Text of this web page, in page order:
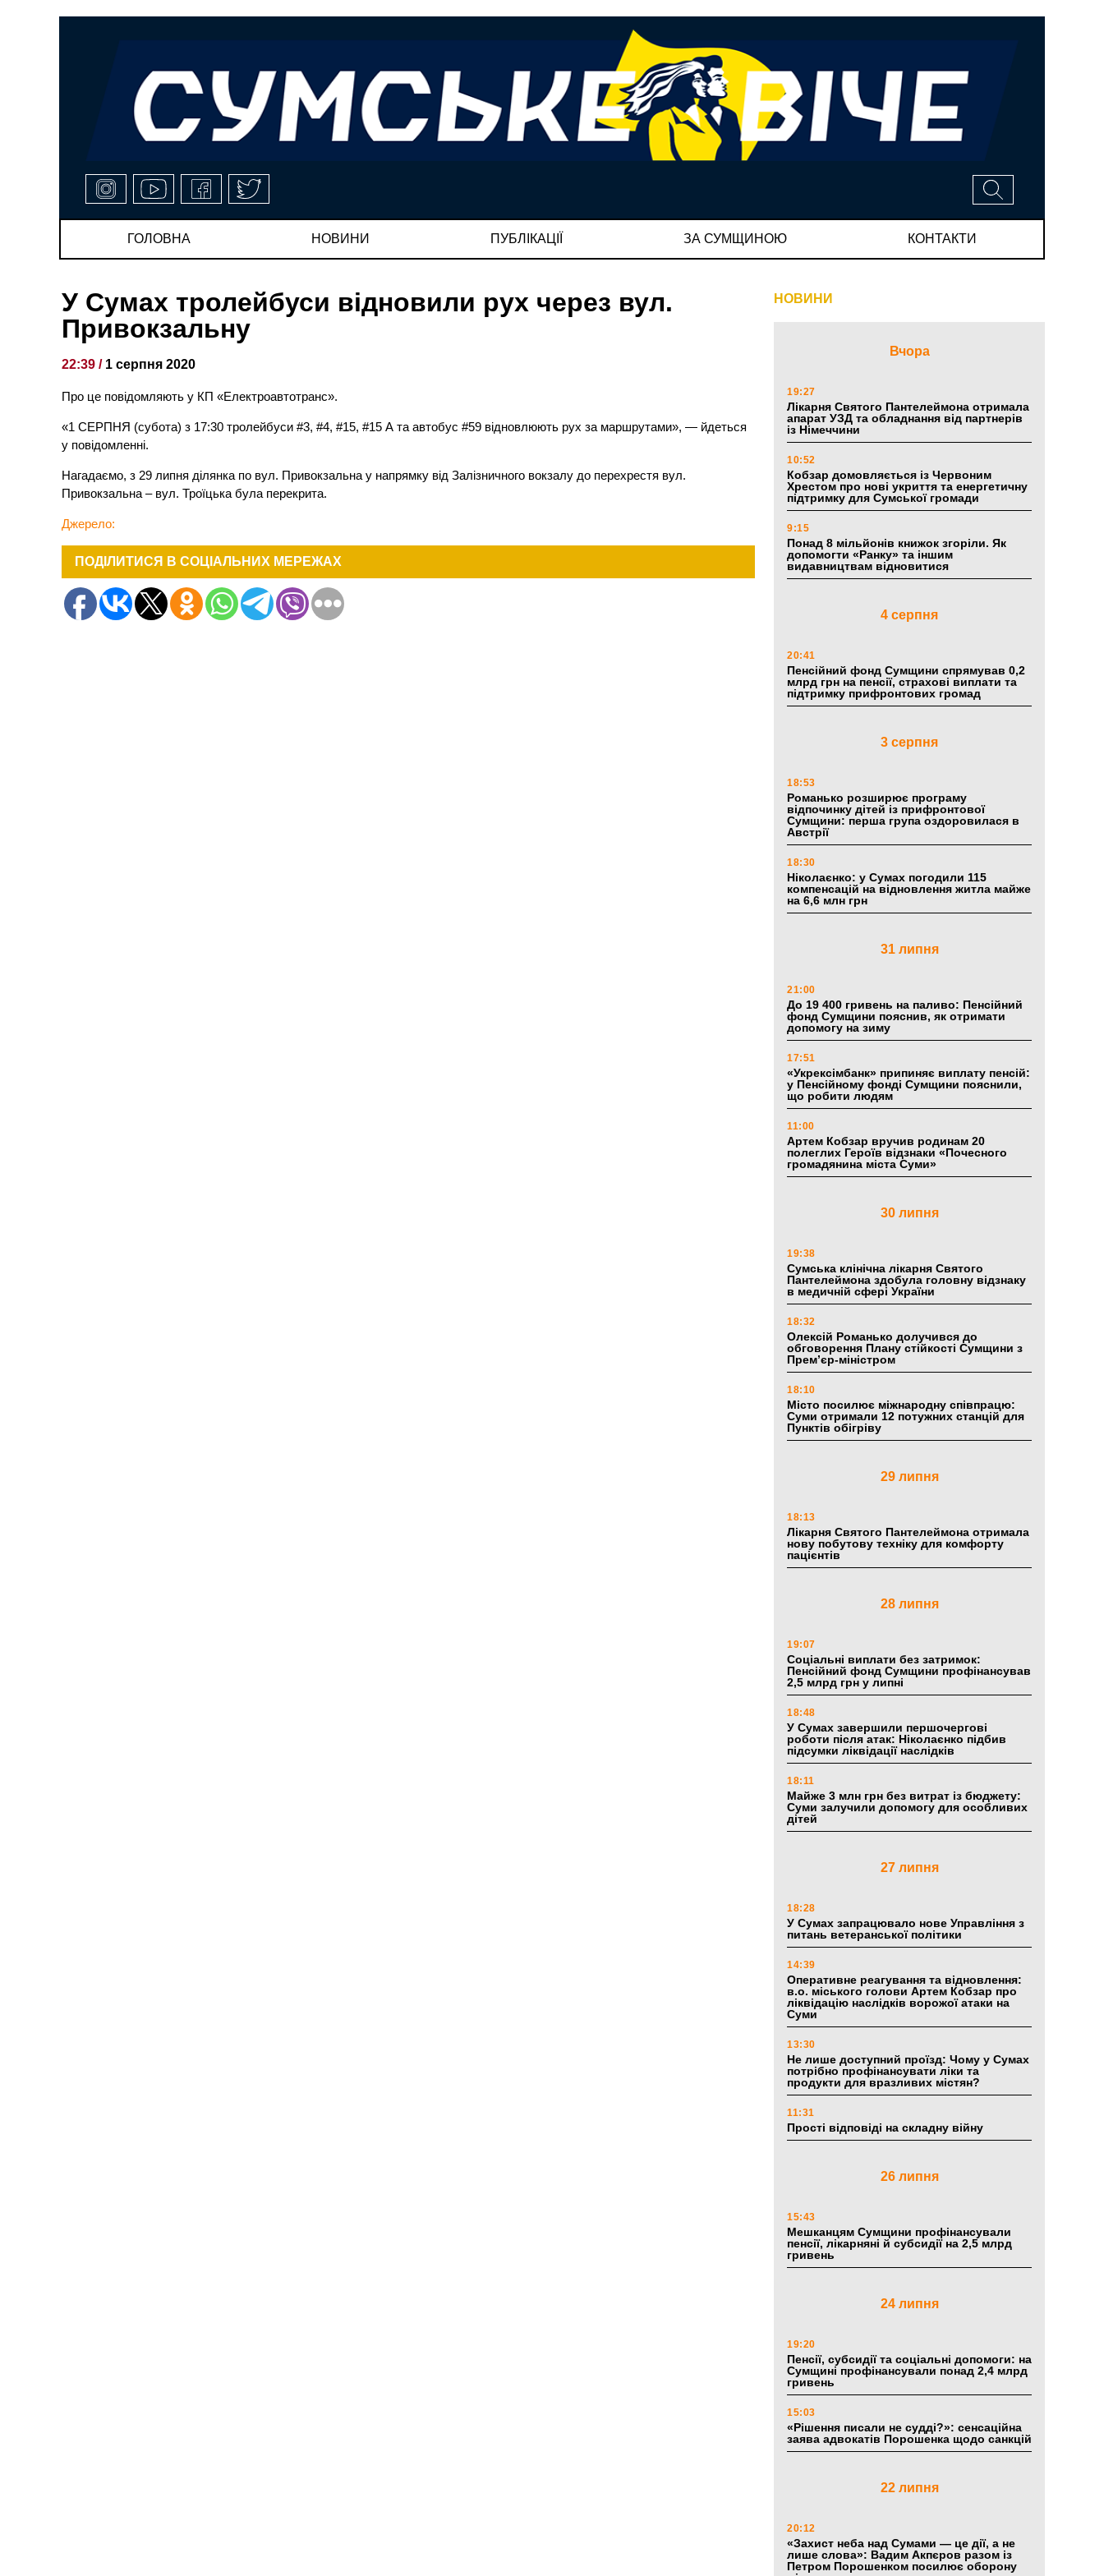
ГОЛОВНА НОВИНИ ПУБЛІКАЦІЇ ЗА СУМЩИНОЮ КОНТАКТИ
У Сумах тролейбуси відновили рух через вул.
Привокзальну
22:39 / 1 серпня 2020
Про це повідомляють у КП «Електроавтотранс».
«1 СЕРПНЯ (субота) з 17:30 тролейбуси #3, #4, #15, #15 А та автобус #59 відновлюють рух за маршрутами», — йдеться
у повідомленні.
Нагадаємо, з 29 липня ділянка по вул. Привокзальна у напрямку від Залізничного вокзалу до перехрестя вул.
Привокзальна – вул. Троїцька була перекрита.
Джерело:
ПОДІЛИТИСЯ В СОЦІАЛЬНИХ МЕРЕЖАХ
НОВИНИ
Вчора
19:27
Лікарня Святого Пантелеймона отримала
апарат УЗД та обладнання від партнерів
із Німеччини
10:52
Кобзар домовляється із Червоним
Хрестом про нові укриття та енергетичну
підтримку для Сумської громади
9:15
Понад 8 мільйонів книжок згоріли. Як
допомогти «Ранку» та іншим
видавництвам відновитися
4 серпня
20:41
Пенсійний фонд Сумщини спрямував 0,2
млрд грн на пенсії, страхові виплати та
підтримку прифронтових громад
3 серпня
18:53
Романько розширює програму
відпочинку дітей із прифронтової
Сумщини: перша група оздоровилася в
Австрії
18:30
Ніколаєнко: у Сумах погодили 115
компенсацій на відновлення житла майже
на 6,6 млн грн
31 липня
21:00
До 19 400 гривень на паливо: Пенсійний
фонд Сумщини пояснив, як отримати
допомогу на зиму
17:51
«Укрексімбанк» припиняє виплату пенсій:
у Пенсійному фонді Сумщини пояснили,
що робити людям
11:00
Артем Кобзар вручив родинам 20
полеглих Героїв відзнаки «Почесного
громадянина міста Суми»
30 липня
19:38
Сумська клінічна лікарня Святого
Пантелеймона здобула головну відзнаку
в медичній сфері України
18:32
Олексій Романько долучився до
обговорення Плану стійкості Сумщини з
Прем’єр-міністром
18:10
Місто посилює міжнародну співпрацю:
Суми отримали 12 потужних станцій для
Пунктів обігріву
29 липня
18:13
Лікарня Святого Пантелеймона отримала
нову побутову техніку для комфорту
пацієнтів
28 липня
19:07
Соціальні виплати без затримок:
Пенсійний фонд Сумщини профінансував
2,5 млрд грн у липні
18:48
У Сумах завершили першочергові
роботи після атак: Ніколаєнко підбив
підсумки ліквідації наслідків
18:11
Майже 3 млн грн без витрат із бюджету:
Суми залучили допомогу для особливих
дітей
27 липня
18:28
У Сумах запрацювало нове Управління з
питань ветеранської політики
14:39
Оперативне реагування та відновлення:
в.о. міського голови Артем Кобзар про
ліквідацію наслідків ворожої атаки на
Суми
13:30
Не лише доступний проїзд: Чому у Сумах
потрібно профінансувати ліки та
продукти для вразливих містян?
11:31
Прості відповіді на складну війну
26 липня
15:43
Мешканцям Сумщини профінансували
пенсії, лікарняні й субсидії на 2,5 млрд
гривень
24 липня
19:20
Пенсії, субсидії та соціальні допомоги: на
Сумщині профінансували понад 2,4 млрд
гривень
15:03
«Рішення писали не судді?»: сенсаційна
заява адвокатів Порошенка щодо санкцій
22 липня
20:12
«Захист неба над Сумами — це дії, а не
лише слова»: Вадим Акпєров разом із
Петром Порошенком посилює оборону